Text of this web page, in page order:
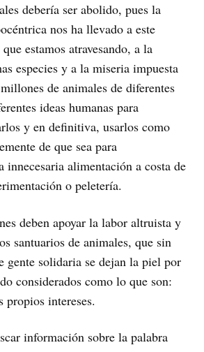
debería ser abolido, pues la
nos ha llevado a este
estamos atravesando, a la
especies y a la miseria impuesta
de animales de diferentes
ideas humanas para
y en definitiva, usarlos como
de que sea para
innecesaria alimentación a costa de
o peletería.
deben apoyar la labor altruista y
santuarios de animales, que sin
gente solidaria se dejan la piel por
considerados como lo que son:
propios intereses.
información sobre la palabra